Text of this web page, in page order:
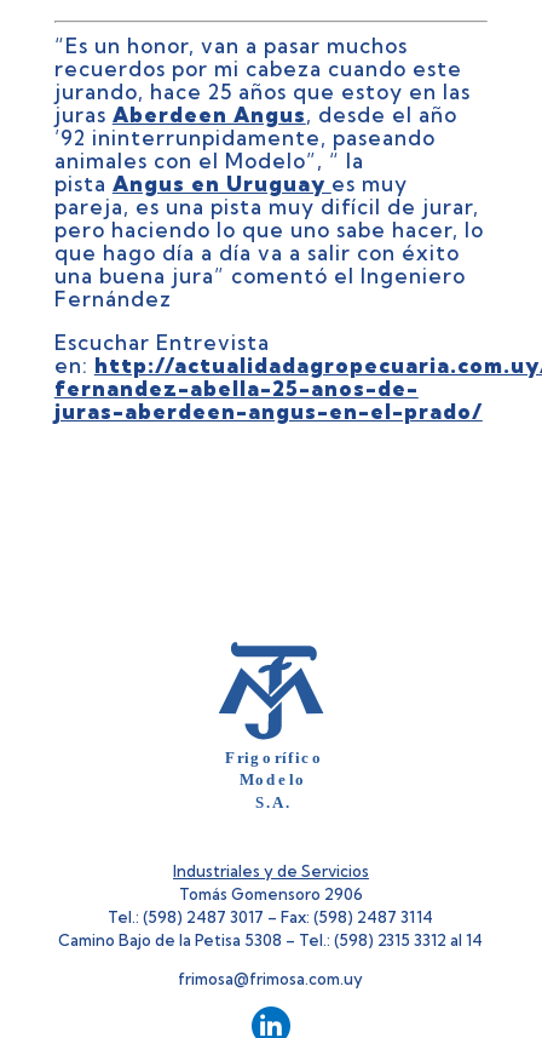
“Es un honor, van a pasar muchos
recuerdos por mi cabeza cuando este
jurando, hace 25 años que estoy en las
juras Aberdeen Angus, desde el año
’92 ininterrunpidamente, paseando
animales con el Modelo”, “ la
pista Angus en Uruguay es muy
pareja, es una pista muy difícil de jurar,
pero haciendo lo que uno sabe hacer, lo
que hago día a día va a salir con éxito
una buena jura” comentó el Ingeniero
Fernández
Escuchar Entrevista
en: http://
fernandez-abella-25-anos-de-
juras-aberdeen-angus-en-el-prado/
Industriales y de Servicios
Tomás Gomensoro 2906
Tel.: (598) 2487 3017 – Fax: (598) 2487 3114
Camino Bajo de la Petisa 5308 – Tel.: (598) 2315 3312 al 14
frimosa@frimosa.com.uy